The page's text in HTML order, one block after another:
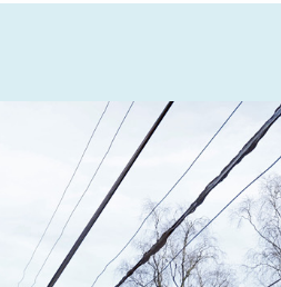
een
nieuw
tabblad